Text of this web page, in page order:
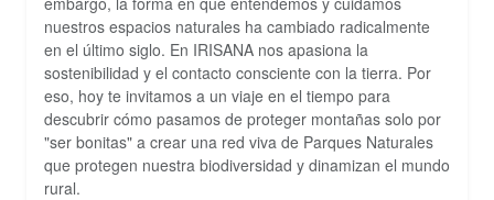
nuestros espacios naturales ha cambiado radicalmente
en el último siglo. En IRISANA nos apasiona la
sostenibilidad y el contacto consciente con la tierra. Por
eso, hoy te invitamos a un viaje en el tiempo para
descubrir cómo pasamos de proteger montañas solo por
"ser bonitas" a crear una red viva de Parques Naturales
que protegen nuestra biodiversidad y dinamizan el mundo
rural.